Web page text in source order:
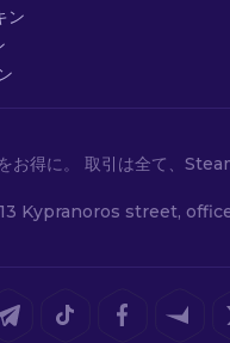
ン
お得に。 取引は全て、
Kypranoros street,